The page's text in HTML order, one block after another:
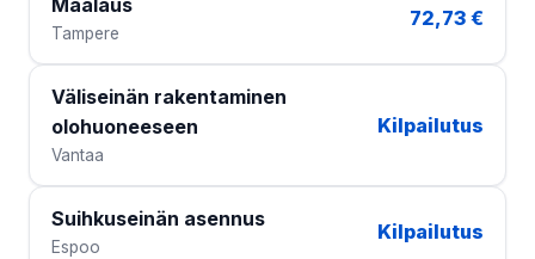
Maalaus
Tampere
72,73 €
Väliseinän rakentaminen
olohuoneeseen
Vantaa
Kilpailutus
Suihkuseinän asennus
Espoo
Kilpailutus